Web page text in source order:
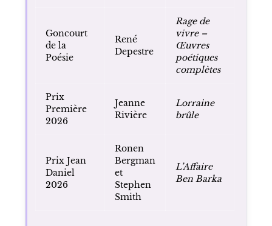
Goncourt
de la
Poésie
René
Depestre
Rage de
vivre –
Œuvres
poétiques
complètes
Prix
Première
2026
Jeanne
Rivière
Lorraine
brûle
Prix Jean
Daniel
2026
Ronen
Bergman
et
Stephen
Smith
L’Affaire
Ben Barka